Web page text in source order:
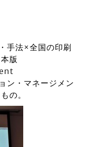
手法×全国の印刷
版
・マネージメン
の。